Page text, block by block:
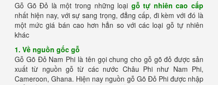
Gỗ Gõ Đỏ là một trong những loại gỗ tự nhiên cao cấp
nhất hiện nay, với sự sang trọng, đẳng cấp, đi kèm với đó là
một mức giá bán cao hơn hẳn so với các loại gỗ tự nhiên
khác
1. Về nguồn gốc gỗ
Gỗ Gõ Đỏ Nam Phi là tên gọi chung cho gỗ gõ đỏ được sản
xuất từ nguồn gỗ từ các nước Châu Phi như Nam Phi,
Cameroon, Ghana. Hiện nay nguồn gỗ Gõ Đỏ Phi được nhập